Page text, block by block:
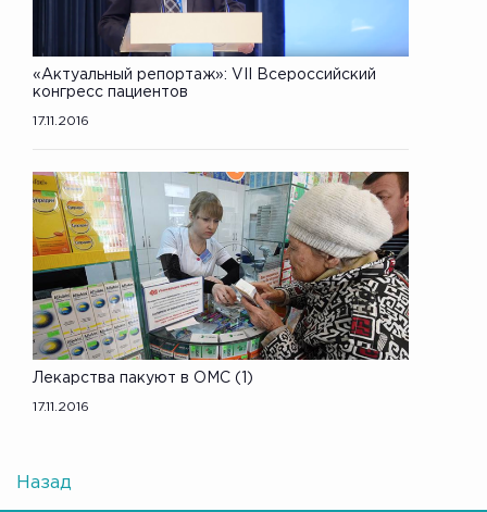
«Актуальный репортаж»: VII Всероссийский
конгресс пациентов
17.11.2016
Лекарства пакуют в ОМС (1)
17.11.2016
Назад